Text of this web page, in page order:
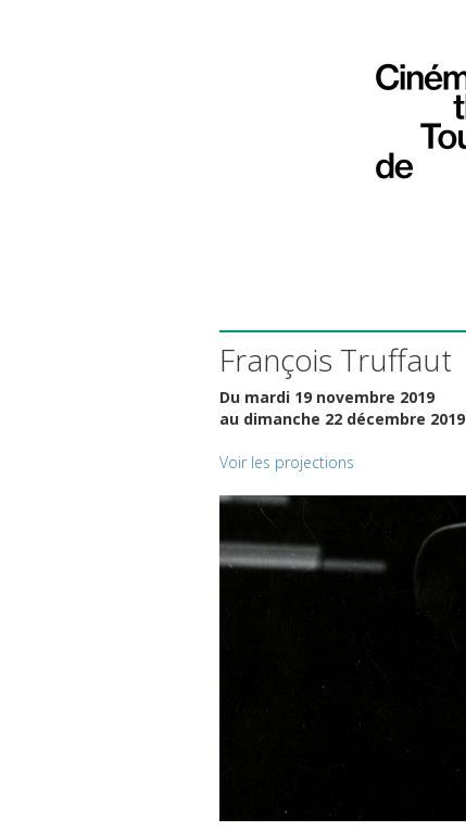
François Truffaut
Du mardi 19 novembre 2019
au dimanche 22 décembre 2019
Voir les projections